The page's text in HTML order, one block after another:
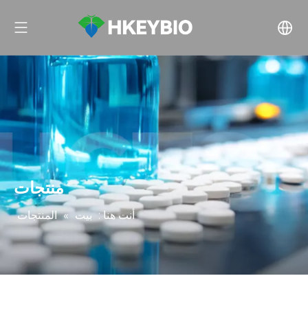
منتجات
أنت هنا : بيت » المنتجات